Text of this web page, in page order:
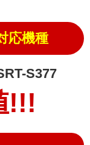
応機種
S377
!!!